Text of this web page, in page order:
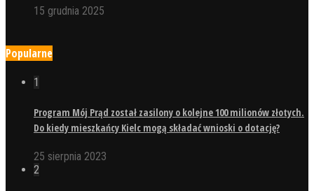
15 grudnia 2025
Popularne
1
Program Mój Prąd został zasilony o kolejne 100 milionów złotych.
Do kiedy mieszkańcy Kielc mogą składać wnioski o dotację?
25 sierpnia 2023
2